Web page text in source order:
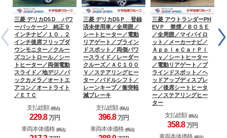
三菱 デリカD5Ｄ パワ
ーパッケージ 純正９
インチナビ／１０．２
インチ後席フリップダ
ウンモニター／クルー
ズコントロール／シー
トヒーター／両側電動
スライド／地デジ／バ
ックカメラ／オートエ
アコン／オートライト
／ＥＴＣ
支払総額 (税込)
229.8 万円
車両本体価格 (税込)
三菱 デリカD5Ｐ 登録
済未使用車／全周囲／
シートヒーター／電動
リアゲート／ブライン
ドスポット／両側パワ
ースライド／レーダー
クルーズ／ＡＣ１００
Ｖ／ステアリングヒー
ター／パドルシフト／
レーンキープ／衝突軽
減ブレーキ
支払総額 (税込)
396.8 万円
車両本体価格 (税込)
三菱 アウトランダーPH
EVＰ 禁煙／ＢＯＳＥ
／全周囲／マイパイロ
ット／メーカーナビ／
ＡｐｐｌｅＣａｒＰｌ
ａｙ／シートヒーター
／電動リアゲート／ブ
ラインドスポット／ヘ
ッドアップディスプレ
イ／後席シートヒータ
ー／ステアリングヒー
ター
支払総額 (税込)
358.8 万円
車両本体価格 (税込)